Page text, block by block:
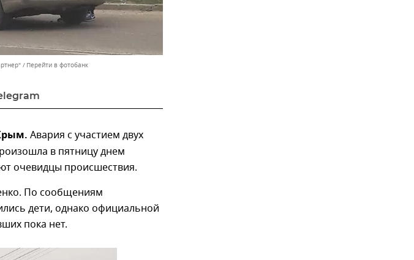
Перейти в фотобанк
Авария с участием двух
в пятницу днем
очевидцы происшествия.
По сообщениям
дети, однако официальной
пока нет.